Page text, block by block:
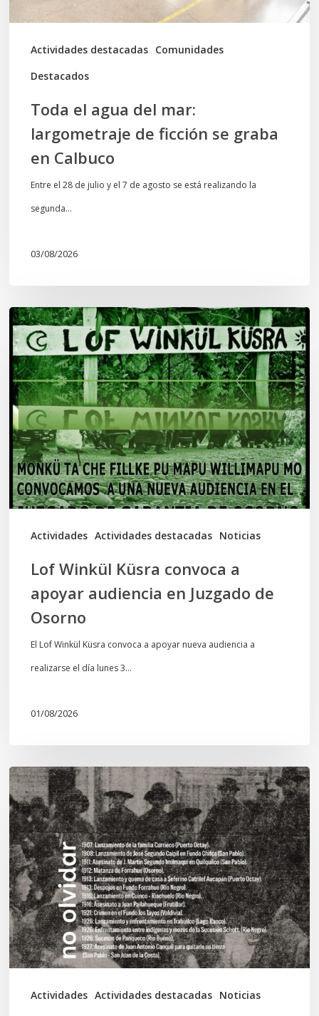
Actividades destacadas Comunidades
Destacados
se
graba
Toda el agua del mar:
largometraje de ficción se graba
en Calbuco
Entre el 28 de julio y el 7 de agosto se está realizando la
segunda…
03/08/2026
Actividades Actividades destacadas Noticias
Lof
Winkül
Küsra
convoca
a
apoyar
audiencia
en
Juzgado
Lof Winkül Küsra convoca a
apoyar audiencia en Juzgado de
Osorno
El Lof Winkül Küsra convoca a apoyar nueva audiencia a
realizarse el día lunes 3…
01/08/2026
Actividades Actividades destacadas Noticias
Chawrakawin:
Palimpsesto
explora
a
través
del
arte
las
tensiones
documentales